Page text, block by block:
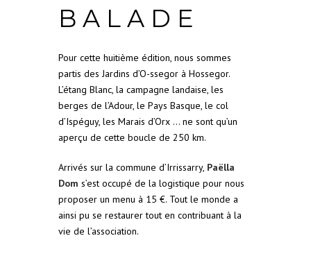
BALADE
Pour cette huitième édition, nous sommes
partis des Jardins d’O-ssegor à Hossegor.
L’étang Blanc, la campagne landaise, les
berges de l’Adour, le Pays Basque, le col
d’Ispéguy, les Marais d’Orx … ne sont qu’un
aperçu de cette boucle de 250 km.
Arrivés sur la commune d’Irrissarry, Paëlla
Dom s’est occupé de la logistique pour nous
proposer un menu à 15 €. Tout le monde a
ainsi pu se restaurer tout en contribuant à la
vie de l’association.